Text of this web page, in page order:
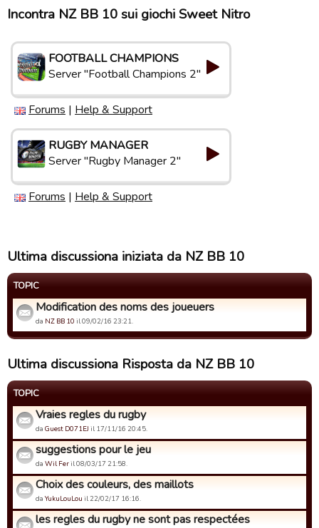
Incontra NZ BB 10 sui giochi Sweet Nitro
FOOTBALL CHAMPIONS
Server "Football Champions 2"
Forums | Help & Support
RUGBY MANAGER
Server "Rugby Manager 2"
Forums | Help & Support
Ultima discussiona iniziata da NZ BB 10
TOPIC
Modification des noms des joueuers
da NZ BB 10 il 09/02/16 23:21.
Ultima discussiona Risposta da NZ BB 10
TOPIC
Vraies regles du rugby
da Guest D071EJ il 17/11/16 20:45.
suggestions pour le jeu
da Wil Feril 08/03/17 21:58.
Choix des couleurs, des maillots
da YukuLouLou il 22/02/17 16:16.
les regles du rugby ne sont pas respectées